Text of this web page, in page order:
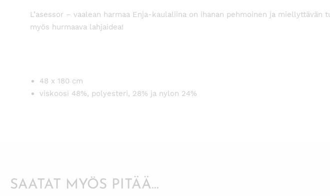
L’asessor – vaalean harmaa Enja-kaulaliina on ihanan pehmoinen ja
myös hurmaava lahjaidea!
48 x 180 cm
viskoosi 48%, polyesteri, 28% ja nylon 24%
SAATAT MYÖS PITÄÄ...